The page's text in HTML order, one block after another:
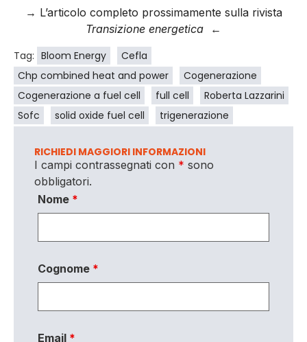
→ L’articolo completo prossimamente sulla rivista
Transizione energetica ←
Tag: Bloom Energy
Cefla
Chp combined heat and power
Cogenerazione
Cogenerazione a fuel cell
full cell
Roberta Lazzarini
Sofc
solid oxide fuel cell trigenerazione
RICHIEDI MAGGIORI INFORMAZIONI
I campi contrassegnati con * sono
obbligatori.
Nome *
Cognome *
Email *